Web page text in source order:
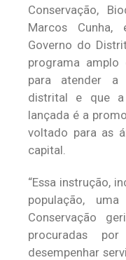
Conservação,
Marcos
Governo do
programa amplo
para atender a
distrital e que
lançada é a
voltado para as
capital.
“Essa instrução,
população,
Conservação
procuradas
desempenhar